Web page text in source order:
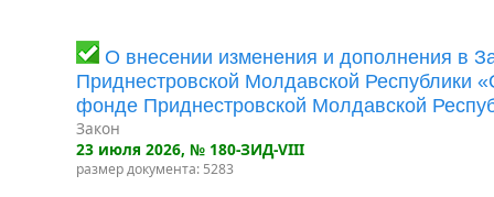
О внесении изменения и дополнения в
Приднестровской Молдавской Республики
фонде Приднестровской Молдавской
Закон
23 июля 2026, № 180-ЗИД-VIII
размер документа: 5283